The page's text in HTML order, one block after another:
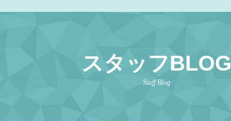
スタッフBLOG
Staff Blog